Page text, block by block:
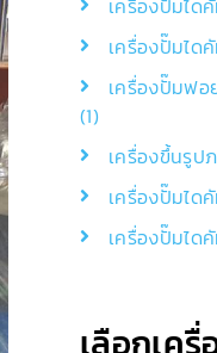
เครื่องปั๊มได
เครื่องปั๊มได
เครื่องปั๊มฟอ
(1)
เครื่องขึ้นรู
เครื่องปั๊มไ
เครื่องปั๊มได